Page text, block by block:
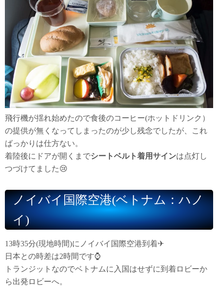
飛行機が揺れ始めたので食後のコーヒー(ホットドリンク）
の提供が無くなってしまったのが少し残念でしたが、これ
ばっかりは仕方ない。
着陸後にドアが開くまでシートベルト着用サインは点灯し
つづけてました😢
ノイバイ国際空港(ベトナム：ハノ
イ)
13時35分(現地時間)にノイバイ国際空港到着✈
日本との時差は2時間です⌚
トランジットなのでベトナムに入国はせずに到着ロビーか
ら出発ロビーへ。